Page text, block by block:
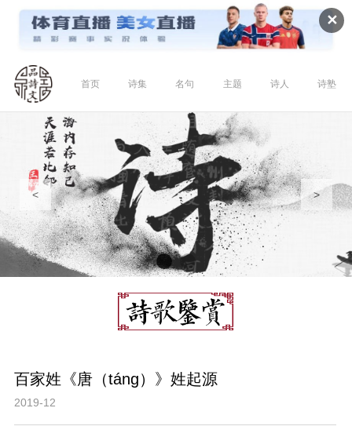
✕
首页 诗集 名句 主题 诗人 诗塾
< >
百家姓《唐（táng）》姓起源
2019-12